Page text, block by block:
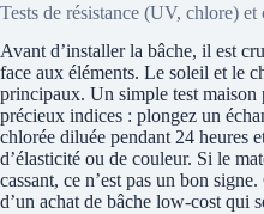
Tests de résistance (UV, chlore)
Avant d’installer la bâche, il est
face aux éléments. Le soleil et le
principaux. Un simple test maison
précieux indices : plongez un
chlorée diluée pendant 24 heures
d’élasticité ou de couleur. Si le
cassant, ce n’est pas un bon
d’un achat de bâche low-cost qui